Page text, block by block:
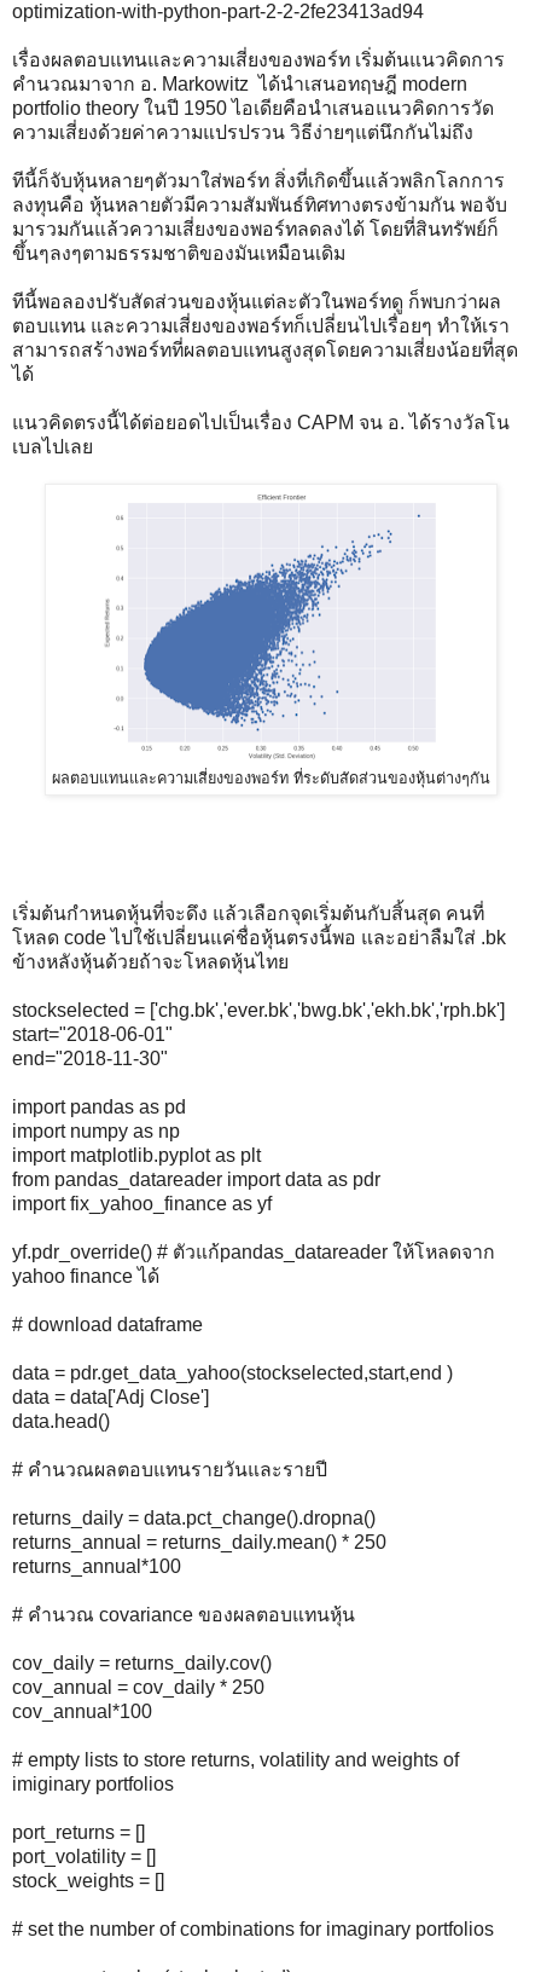
optimization-with-python-part-2-2-2fe23413ad94
เรื่องผลตอบแทนและความเสี่ยงของพอร์ท เริ่มต้นแนวคิดการ
คำนวณมาจาก อ. Markowitz ได้นำเสนอทฤษฎี modern
portfolio theory ในปี 1950 ไอเดียคือนำเสนอแนวคิดการวัด
ความเสี่ยงด้วยค่าความแปรปรวน วิธีง่ายๆแต่นึกกันไม่ถึง
ทีนี้ก็จับหุ้นหลายๆตัวมาใส่พอร์ท สิ่งที่เกิดขึ้นแล้วพลิกโลกการ
ลงทุนคือ หุ้นหลายตัวมีความสัมพันธ์ทิศทางตรงข้ามกัน พอจับ
มารวมกันแล้วความเสี่ยงของพอร์ทลดลงได้ โดยที่สินทรัพย์ก็
ขึ้นๆลงๆตามธรรมชาติของมันเหมือนเดิม
ทีนี้พอลองปรับสัดส่วนของหุ้นแต่ละตัวในพอร์ทดู ก็พบกว่าผล
ตอบแทน และความเสี่ยงของพอร์ทก็เปลี่ยนไปเรื่อยๆ ทำให้เรา
สามารถสร้างพอร์ทที่ผลตอบแทนสูงสุดโดยความเสี่ยงน้อยที่สุด
ได้
แนวคิดตรงนี้ได้ต่อยอดไปเป็นเรื่อง CAPM จน อ. ได้รางวัลโน
เบลไปเลย
ผลตอบแทนและความเสี่ยงของพอร์ท ที่ระดับสัดส่วนของหุ้นต่างๆกัน
เริ่มต้นกำหนดหุ้นที่จะดึง แล้วเลือกจุดเริ่มต้นกับสิ้นสุด คนที่
โหลด code ไปใช้เปลี่ยนแค่ชื่อหุ้นตรงนี้พอ และอย่าลืมใส่ .bk
ข้างหลังหุ้นด้วยถ้าจะโหลดหุ้นไทย
stockselected = ['chg.bk','ever.bk','bwg.bk','ekh.bk','rph.bk']
start="2018-06-01"
end="2018-11-30"
import pandas as pd
import numpy as np
import matplotlib.pyplot as plt
from pandas_datareader import data as pdr
import fix_yahoo_finance as yf
yf.pdr_override() # ตัวแก้pandas_datareader ให้โหลดจาก
yahoo finance ได้
# download dataframe
data = pdr.get_data_yahoo(stockselected,start,end )
data = data['Adj Close']
data.head()
# คำนวณผลตอบแทนรายวันและรายปี
returns_daily = data.pct_change().dropna()
returns_annual = returns_daily.mean() * 250
returns_annual*100
# คำนวณ covariance ของผลตอบแทนหุ้น
cov_daily = returns_daily.cov()
cov_annual = cov_daily * 250
cov_annual*100
# empty lists to store returns, volatility and weights of
imiginary portfolios
port_returns = []
port_volatility = []
stock_weights = []
# set the number of combinations for imaginary portfolios